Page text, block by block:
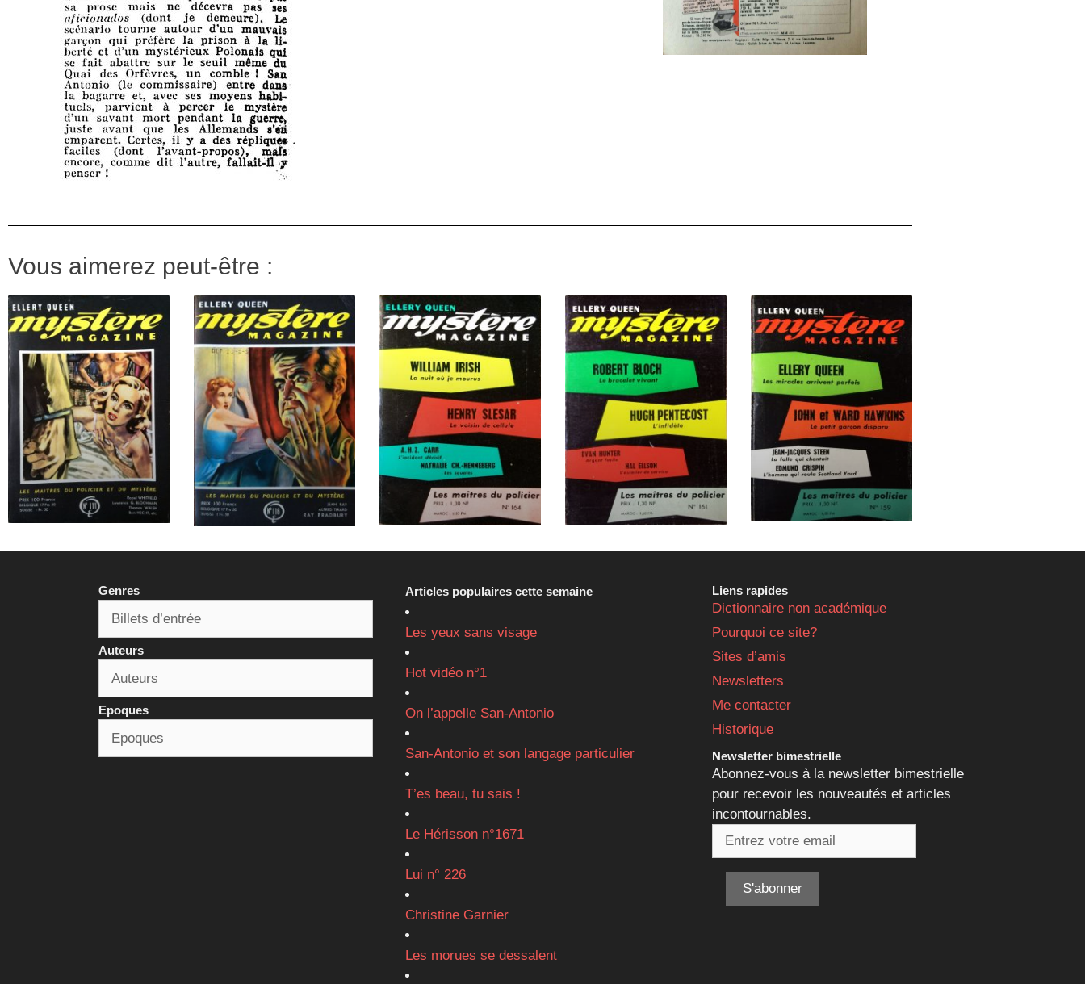
Vous aimerez peut-être :
Genres
Auteurs
Epoques
Articles populaires cette semaine
Les yeux sans visage
Hot vidéo n°1
On l’appelle San-Antonio
San-Antonio et son langage particulier
T’es beau, tu sais !
Le Hérisson n°1671
Lui n° 226
Christine Garnier
Les morues se dessalent
Liens rapides
Dictionnaire non académique
Pourquoi ce site?
Sites d’amis
Newsletters
Me contacter
Historique
Newsletter bimestrielle
Abonnez-vous à la newsletter bimestrielle
pour recevoir les nouveautés et articles
incontournables.